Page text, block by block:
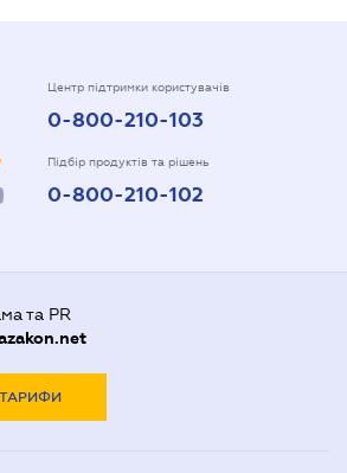
Центр підтримки користувачів
0-800-210-103
Підбір продуктів та рішень
0-800-210-102
та PR
ТАРИФИ